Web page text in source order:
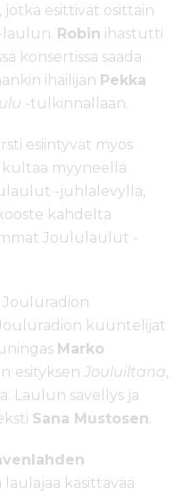
, jotka esittivät osittain
laulun. Robin ihastutti
konsertissa saada
ihailijan Pekka
-tulkinnallaan.
esiintyvät myös
kultaa myyneellä
-juhlalevyllä,
kahdelta
Joululaulut -
Jouluradion
kuuntelijat
Marko
esityksen Jouluiltana,
Laulun sävellys ja
Sana Mustosen.
käsittävää